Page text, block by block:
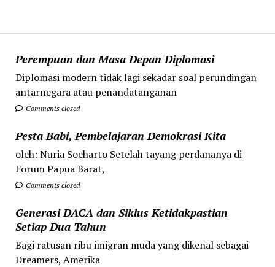
Perempuan dan Masa Depan Diplomasi
Diplomasi modern tidak lagi sekadar soal perundingan
antarnegara atau penandatanganan
Comments closed
Pesta Babi, Pembelajaran Demokrasi Kita
oleh: Nuria Soeharto Setelah tayang perdananya di
Forum Papua Barat,
Comments closed
Generasi DACA dan Siklus Ketidakpastian
Setiap Dua Tahun
Bagi ratusan ribu imigran muda yang dikenal sebagai
Dreamers, Amerika